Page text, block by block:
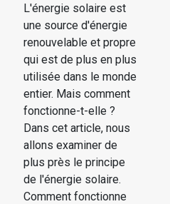
L'énergie solaire est
une source d'énergie
renouvelable et propre
qui est de plus en plus
utilisée dans le monde
entier. Mais comment
fonctionne-t-elle ?
Dans cet article, nous
allons examiner de
plus près le principe
de l'énergie solaire.
Comment fonctionne